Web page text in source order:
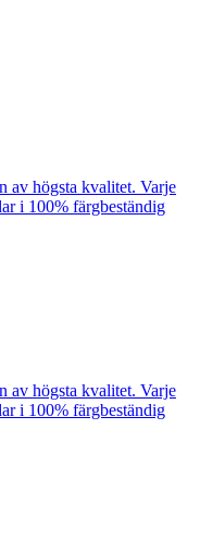
av högsta kvalitet. Varje
i 100% färgbeständig
av högsta kvalitet. Varje
i 100% färgbeständig